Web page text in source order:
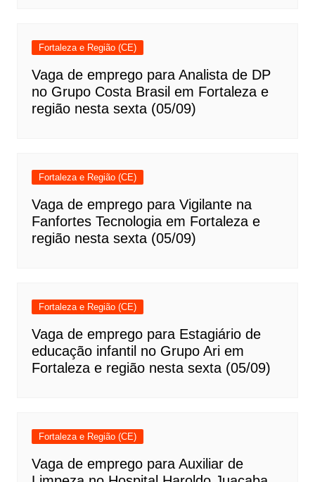
Fortaleza e Região (CE)
Vaga de emprego para Analista de DP
no Grupo Costa Brasil em Fortaleza e
região nesta sexta (05/09)
Fortaleza e Região (CE)
Vaga de emprego para Vigilante na
Fanfortes Tecnologia em Fortaleza e
região nesta sexta (05/09)
Fortaleza e Região (CE)
Vaga de emprego para Estagiário de
educação infantil no Grupo Ari em
Fortaleza e região nesta sexta (05/09)
Fortaleza e Região (CE)
Vaga de emprego para Auxiliar de